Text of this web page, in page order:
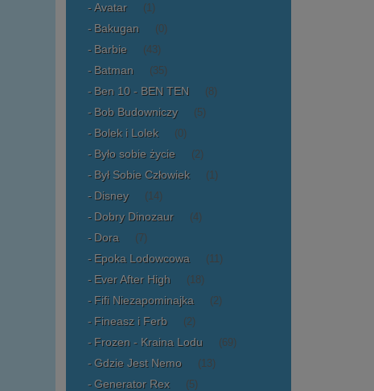
Avatar (1)
Bakugan (0)
Barbie (43)
Batman (35)
Ben 10 - BEN TEN (8)
Bob Budowniczy (5)
Bolek i Lolek (0)
Było sobie życie (2)
Był Sobie Człowiek (1)
Disney (14)
Dobry Dinozaur (4)
Dora (7)
Epoka Lodowcowa (11)
Ever After High (18)
Fifi Niezapominajka (2)
Fineasz i Ferb (2)
Frozen - Kraina Lodu (69)
Gdzie Jest Nemo (13)
Generator Rex (5)